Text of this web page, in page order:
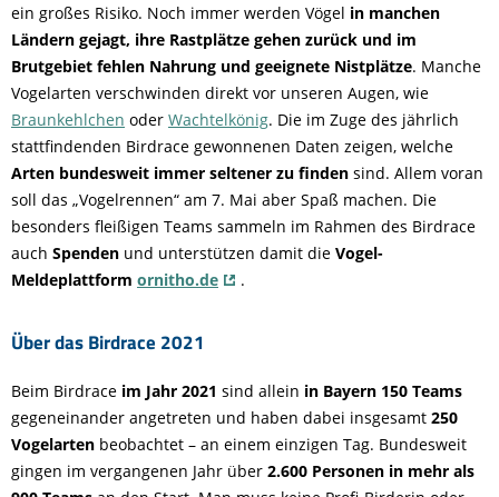
ein großes Risiko. Noch immer werden Vögel in manchen
Ländern gejagt, ihre Rastplätze gehen zurück und im
Brutgebiet fehlen Nahrung und geeignete Nistplätze. Manche
Vogelarten verschwinden direkt vor unseren Augen, wie
Braunkehlchen oder Wachtelkönig. Die im Zuge des jährlich
stattfindenden Birdrace gewonnenen Daten zeigen, welche
Arten bundesweit immer seltener zu finden sind. Allem voran
soll das „Vogelrennen“ am 7. Mai aber Spaß machen. Die
besonders fleißigen Teams sammeln im Rahmen des Birdrace
auch Spenden und unterstützen damit die Vogel-
Meldeplattform ornitho.de .
Über das Birdrace 2021
Beim Birdrace im Jahr 2021 sind allein in Bayern 150 Teams
gegeneinander angetreten und haben dabei insgesamt 250
Vogelarten beobachtet – an einem einzigen Tag. Bundesweit
gingen im vergangenen Jahr über 2.600 Personen in mehr als